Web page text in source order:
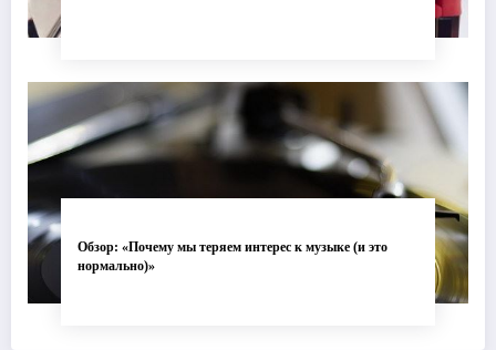
Обзор: «Почему мы теряем интерес к музыке (и это
нормально)»